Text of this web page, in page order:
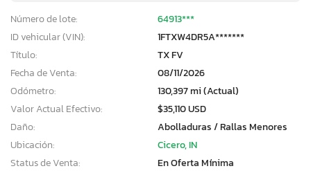
Número de lote:
64913***
ID vehicular (VIN):
1FTXW4DR5A*******
Título:
TX FV
Fecha de Venta:
08/11/2026
Odómetro:
130,397 mi (Actual)
Valor Actual Efectivo:
$35,110 USD
Daño:
Abolladuras / Rallas Menores
Ubicación:
Cicero, IN
Status de Venta:
En Oferta Mínima